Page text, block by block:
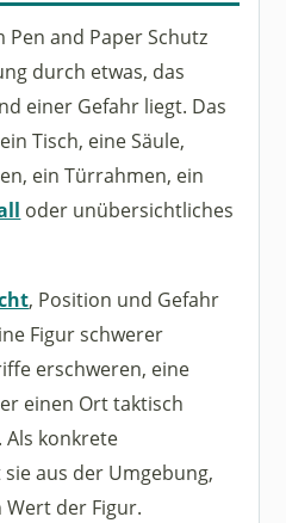
and Paper Schutz
durch etwas, das
einer Gefahr liegt. Das
Tisch, eine Säule,
ein Türrahmen, ein
oder unübersichtliches
, Position und Gefahr
Figur schwerer
erschweren, eine
einen Ort taktisch
konkrete
aus der Umgebung,
der Figur.